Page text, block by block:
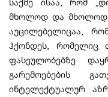
მხოლოდ და მხოლოდ
აუცილებელიცაა,
ჰქონდეს, რომელიც
ფასეულობებზე
გარემოებების
ინტელექტუალურ